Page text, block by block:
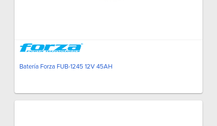
Batería Forza FUB-1245 12V 45AH